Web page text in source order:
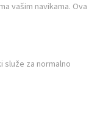
vašim navikama. Ova
služe za normalno